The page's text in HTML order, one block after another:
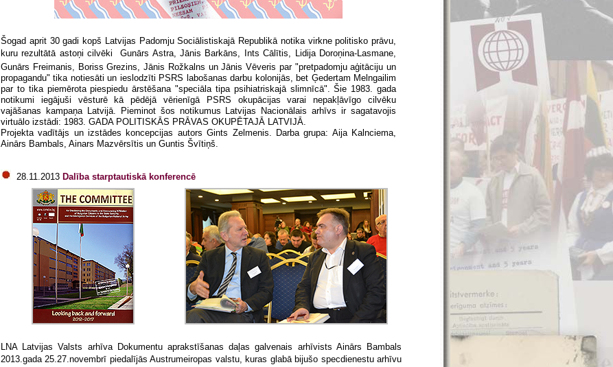
Šogad aprit 30 gadi kopš Latvijas Padomju Sociālistiskajā Republikā notika virkne politisko prāvu,
kuru rezultātā astoņi cilvēki  Gunārs Astra, Jānis Barkāns, Ints Cālītis, Lidija Doroņina-Lasmane,
Gunārs Freimanis, Boriss Grezins, Jānis Rožkalns un Jānis Vēveris par "pretpadomju aģitāciju un
propagandu" tika notiesāti un ieslodzīti PSRS labošanas darbu kolonijās, bet Ģedertam Melngailim
par to tika piemērota piespiedu ārstēšana "speciāla tipa psihiatriskajā slimnīcā". Šie 1983. gada
notikumi iegājuši vēsturē kā pēdējā vērienīgā PSRS okupācijas varai nepakļāvīgo cilvēku
vajāšanas kampaņa Latvijā. Pieminot šos notikumus Latvijas Nacionālais arhīvs ir sagatavojis
virtuālo izstādi: 1983. GADA POLITISKĀS PRĀVAS OKUPĒTAJĀ LATVIJĀ.
Projekta vadītājs un izstādes koncepcijas autors Gints Zelmenis. Darba grupa: Aija Kalnciema,
Ainārs Bambals, Ainars Mazvērsītis un Guntis Švītiņš.
28.11.2013 Dalība starptautiskā konferencē
LNA Latvijas Valsts arhīva Dokumentu aprakstīšanas daļas galvenais arhīvists Ainārs Bambals
2013.gada 25.27.novembrī piedalījās Austrumeiropas valstu, kuras glabā bijušo specdienestu arhīvu